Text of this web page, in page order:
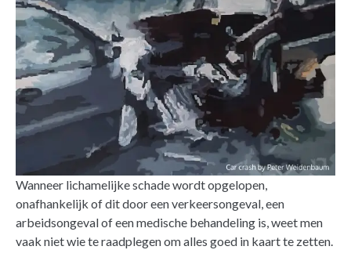
Wanneer lichamelijke schade wordt opgelopen,
onafhankelijk of dit door een verkeersongeval, een
arbeidsongeval of een medische behandeling is, weet men
vaak niet wie te raadplegen om alles goed in kaart te zetten.